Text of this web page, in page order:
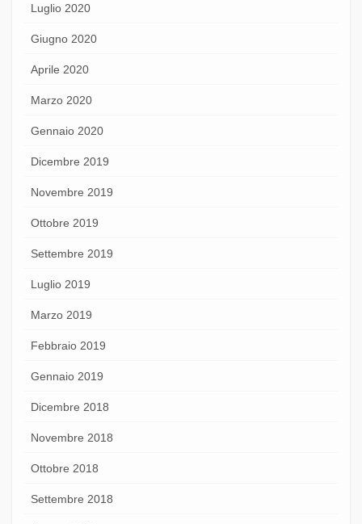
Luglio 2020
Giugno 2020
Aprile 2020
Marzo 2020
Gennaio 2020
Dicembre 2019
Novembre 2019
Ottobre 2019
Settembre 2019
Luglio 2019
Marzo 2019
Febbraio 2019
Gennaio 2019
Dicembre 2018
Novembre 2018
Ottobre 2018
Settembre 2018